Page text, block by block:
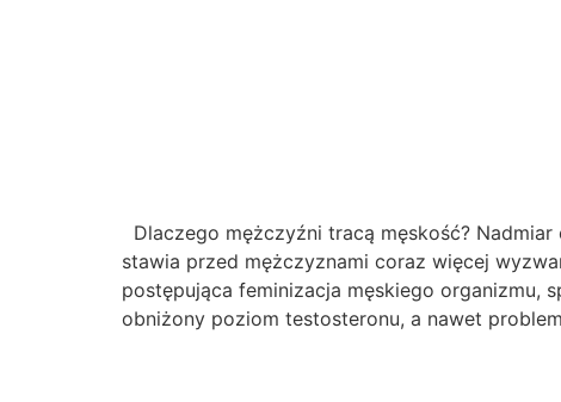
Dlaczego mężczyźni tracą męskość?
stawia przed mężczyznami coraz więcej
postępująca feminizacja męskiego organizmu,
obniżony poziom testosteronu, a nawet